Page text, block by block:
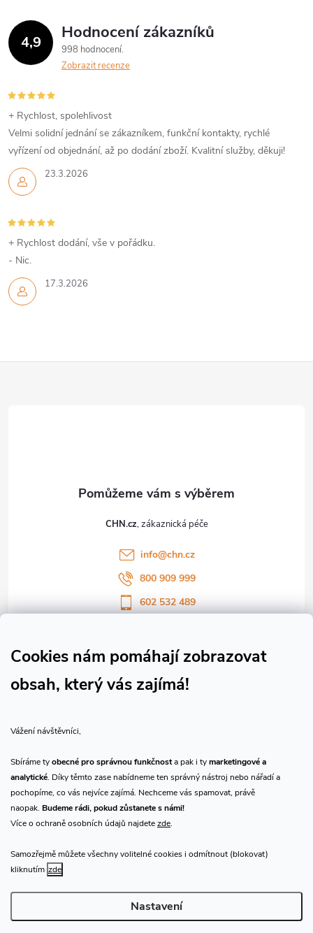
Cookies nám pomáhají zobrazovat
obsah, který vás zajímá!
Vážení návštěvníci,
Sbíráme tyobecné pro správnou funkčnosta pak i tymarketingové a
analytické. Díky těmto zase nabídneme ten správný nástroj nebo nářadí a
pochopíme, co vás nejvíce zajímá. Nechceme vás spamovat, právě
naopak. Budeme rádi, pokud zůstanete s námi!
Více o ochraně osobních údajů najdetezde.
Samozřejmě můžete všechny volitelné cookies i odmítnout (blokovat)
kliknutím zde
Nastavení
4,9 Hodnocení zákazníků
998 hodnocení
Zobrazit recenze
23.3.2026
+ Rychlost, spolehlivost
Velmi solidní jednání se zákazníkem, funkční kontakty, rychlé
vyřízení od objednání, až po dodání zboží. Kvalitní služby, děkuji!
17.3.2026
+ Rychlost dodání, vše v pořádku.
- Nic.
CHN.cz
info@chn.cz
800 909 999
602 532 489
Sledujte náš vlog CHN_CZ
Přijímáme online platby
Copyright 2026CHN.cz. Všechna práva vyhrazena.Upravit nastavení